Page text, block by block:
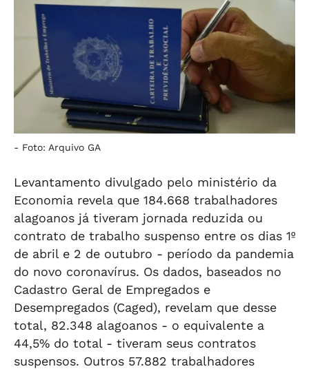
- Foto: Arquivo GA
Levantamento divulgado pelo ministério da
Economia revela que 184.668 trabalhadores
alagoanos já tiveram jornada reduzida ou
contrato de trabalho suspenso entre os dias 1º
de abril e 2 de outubro - período da pandemia
do novo coronavírus. Os dados, baseados no
Cadastro Geral de Empregados e
Desempregados (Caged), revelam que desse
total, 82.348 alagoanos - o equivalente a
44,5% do total - tiveram seus contratos
suspensos. Outros 57.882 trabalhadores